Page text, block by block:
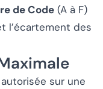
de Code (A à F)
l’écartement des
sur une